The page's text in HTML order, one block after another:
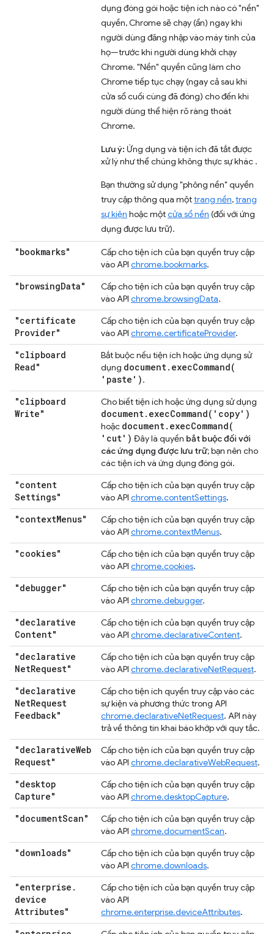
dụng đóng gói hoặc tiện ích nào có "nền"
quyền, Chrome sẽ chạy (ẩn) ngay khi
người dùng đăng nhập vào máy tính của
họ—trước khi người dùng khởi chạy
Chrome. "Nền" quyền cũng làm cho
Chrome tiếp tục chạy (ngay cả sau khi
cửa sổ cuối cùng đã đóng) cho đến khi
người dùng thể hiện rõ ràng thoát
Chrome.
Lưu ý: Ứng dụng và tiện ích đã tắt được
xử lý như thể chúng không thực sự khác .
Bạn thường sử dụng "phông nền" quyền
truy cập thông qua mộttrang nền,trang
sự kiện hoặc mộtcửa sổ nền (đối với ứng
dụng được lưu trữ).
"bookmarks"
Cấp cho tiện ích của bạn quyền truy cập
vào API chrome.bookmarks.
"browsingData"
Cấp cho tiện ích của bạn quyền truy cập
vào API chrome.browsingData.
"certificate
Provider"
Cấp cho tiện ích của bạn quyền truy cập
vào API chrome.certificateProvider.
"clipboard
Read"
Bắt buộc nếu tiện ích hoặc ứng dụng sử
dụng document. execCommand(
'paste').
"clipboard
Write"
Cho biết tiện ích hoặc ứng dụng sử dụng
document. execCommand( 'copy')
hoặc document. execCommand(
'cut') Đây là quyền bắt buộc đối với
các ứng dụng được lưu trữ; bạn nên cho
các tiện ích và ứng dụng đóng gói.
"content
Settings"
Cấp cho tiện ích của bạn quyền truy cập
vào API chrome.contentSettings.
"contextMenus"
Cấp cho tiện ích của bạn quyền truy cập
vào API chrome.contextMenus.
"cookies"
Cấp cho tiện ích của bạn quyền truy cập
vào API chrome.cookies.
"debugger"
Cấp cho tiện ích của bạn quyền truy cập
vào API chrome.debugger.
"declarative
Content"
Cấp cho tiện ích của bạn quyền truy cập
vào API chrome.declarativeContent.
"declarative
NetRequest"
Cấp cho tiện ích của bạn quyền truy cập
vào API chrome.declarativeNetRequest.
"declarative
NetRequest
Feedback"
Cấp cho tiện ích quyền truy cập vào các
sự kiện và phương thức trong API
chrome.declarativeNetRequest. API này
trả về thông tin khai báo khớp với quy tắc.
"declarativeWeb
Request"
Cấp cho tiện ích của bạn quyền truy cập
vào API chrome.declarativeWebRequest.
"desktop
Capture"
Cấp cho tiện ích của bạn quyền truy cập
vào API chrome.desktopCapture.
"documentScan"
Cấp cho tiện ích của bạn quyền truy cập
vào API chrome.documentScan.
"downloads"
Cấp cho tiện ích của bạn quyền truy cập
vào API chrome.downloads.
"enterprise .
device
Attributes"
Cấp cho tiện ích của bạn quyền truy cập
vào API
chrome.enterprise.deviceAttributes.